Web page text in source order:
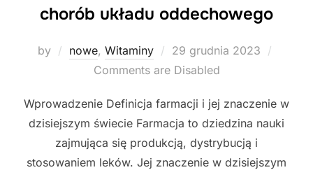
chorób układu oddechowego
by nowe, Witaminy
Posted
on
29 grudnia 2023
Comments are Disabled
Wprowadzenie Definicja farmacji i jej znaczenie w
dzisiejszym świecie Farmacja to dziedzina nauki
zajmująca się produkcją, dystrybucją i
stosowaniem leków. Jej znaczenie w dzisiejszym